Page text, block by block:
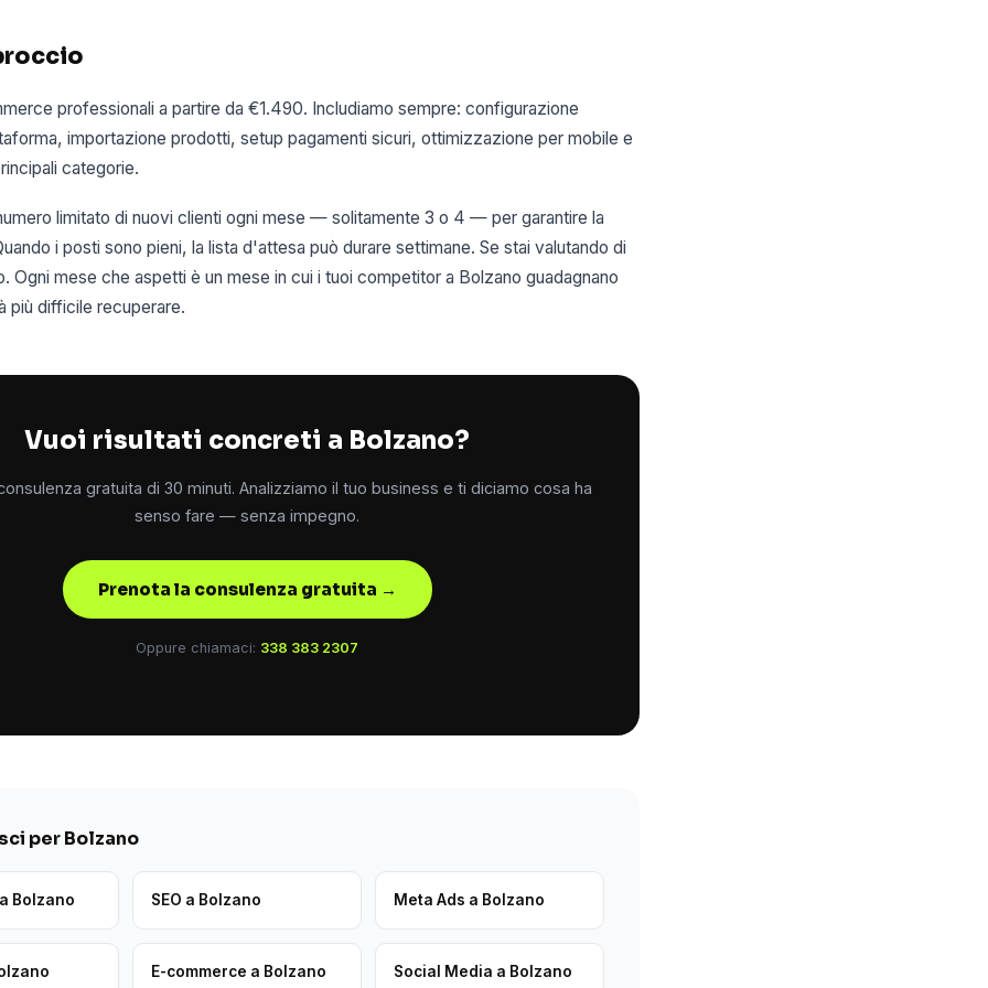
professionali a partire da €1.490. Includiamo sempre: configurazione
importazione prodotti, setup pagamenti sicuri, ottimizzazione per mobile e
categorie.
limitato di nuovi clienti ogni mese — solitamente 3 o 4 — per garantire la
i posti sono pieni, la lista d'attesa può durare settimane. Se stai valutando di
Ogni mese che aspetti è un mese in cui i tuoi competitor a Bolzano guadagnano
più difficile recuperare.
Vuoi risultati concreti a Bolzano?
gratuita di 30 minuti. Analizziamo il tuo business e ti diciamo cosa ha
senso fare — senza impegno.
Prenota la consulenza gratuita →
Oppure chiamaci: 338 383 2307
per Bolzano
Bolzano SEO a Bolzano Meta Ads a Bolzano
E-commerce a Bolzano Social Media a Bolzano